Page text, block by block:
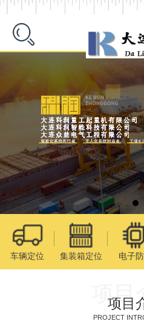
车辆定位 集装箱定位 电子
项目
项目
PROJECT